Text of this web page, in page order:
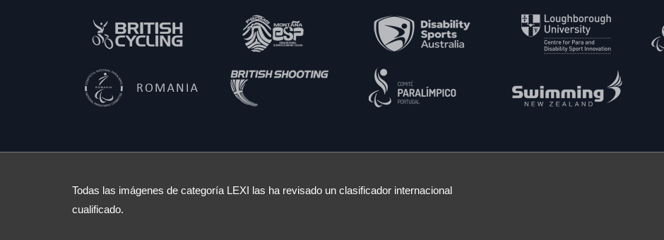
Todas las imágenes de categoría LEXI las ha revisado un clasificador internacional
cualificado.